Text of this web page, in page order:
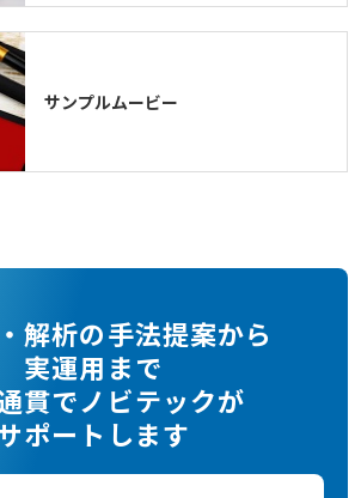
サンプルムービー
解析の手法提案から
実運用まで
貫でノビテックが
ポートします